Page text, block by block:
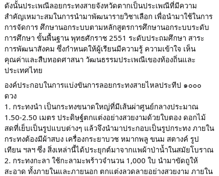
ดังนั้นประเพณีลอยกระทงสายจังหวัดตากเป็นประเพณีที่มีความ
สำคัญเหมาะสมในการนำมาพัฒนารายวิชาเลือก เพื่อนำมาใช้ในการ
การจัดการ ศึกษานอกระบบตามหลักสูตรการศึกษานอกระบบระดับ
การศึกษา ขั้นพื้นฐาน พุทธศักราช 2551 ระดับประถมศึกษา สาระ
การพัฒนาสังคม ซึ่งกำหนดให้ผู้เรียนมีความรู้ ความเข้าใจ เห็น
คุณค่าและสืบทอดศาสนา วัฒนธรรมประเพณีเของท้องถิ่นและ
ประเทศไทย
องค์ประกอบในการแบ่งขันการลอยกระทงสายไหลประทีป ๑๐๐๐
ดวง
1. กระทงนำ เป็นกระทงขนาดใหญ่ที่มีเส้นผ่าศูนย์กลางประมาณ
1.50-2.50 เมตร ประดิษฐ์ตกแต่งอย่างสวยงามด้วยใบตอง ดอกไม้
สดที่เย็บเป็นรูปแบบต่างๆ แล้วจึงนำมาประกอบเป็นรูปกระทง ภายใน
กระทงต้องมีผ้าสบง เครื่องกระยาบวช หมากพลู ขนม สตางค์ รูป
เทียน ฯลฯ ซึ่ง สิ่งเหล่านี้ได้ประยุกต์มาจากแพผ้าป่าน้ำในสมัยโบราณ
2. กระทงกะลา ใช้กะลามะพร้าวจำนวน 1,000 ใบ นำมาขัดถูให้
สะอาด ทั้งภายในและภายนอก ตกแต่งลวดลายอย่างสวยงาม ภายใน